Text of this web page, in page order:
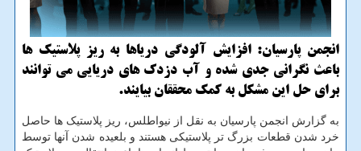
انجمن پارسیان: افزایش آلودگی دریاها به ریز پلاستیک ها
باعث نگرانی جدی شده و آب دزدک های دریایی می توانند
برای حل این مشکل به کمک محققان بیایند.
به گزارش انجمن پارسیان به نقل از نیواطلس، ریز پلاستیک ها حاصل
خرد شدن قطعات بزرگ تر پلاستیکی هستند و بلعیده شدن آنها توسط